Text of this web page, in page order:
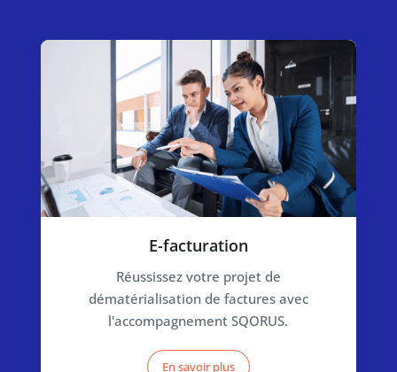
E-facturation
Réussissez votre projet de
dématérialisation de factures avec
l'accompagnement SQORUS.
En savoir plus